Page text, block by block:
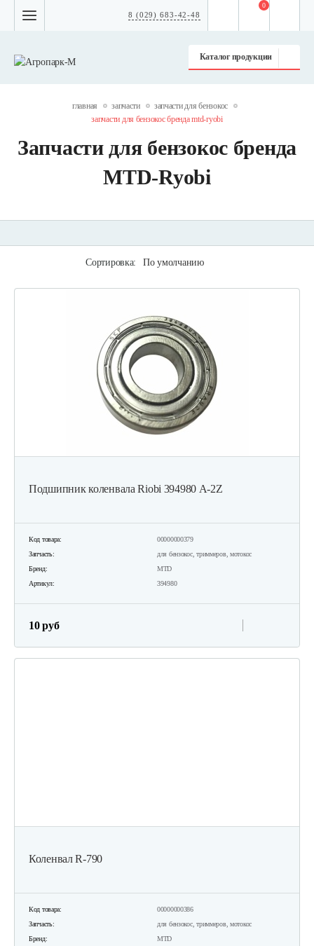
8 (029) 683-42-48
Каталог продукции
0
главная запчасти
запчасти для бензокос
запчасти для бензокос бренда mtd-ryobi
Запчасти для бензокос бренда
MTD-Ryobi
Сортировка: По умолчанию
Подшипник коленвала Riobi 394980 А-2Z
Код товара:
00000000379
Запчасть:
для бензокос, триммеров, мотокос
Бренд:
MTD
Артикул:
394980
10 руб
Коленвал R-790
Код товара:
00000000386
Запчасть:
для бензокос, триммеров, мотокос
Бренд:
MTD